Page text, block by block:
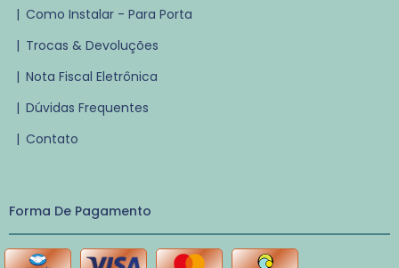
| Como Instalar - Para Porta
| Trocas & Devoluções
| Nota Fiscal Eletrônica
| Dúvidas Frequentes
| Contato
Forma De Pagamento